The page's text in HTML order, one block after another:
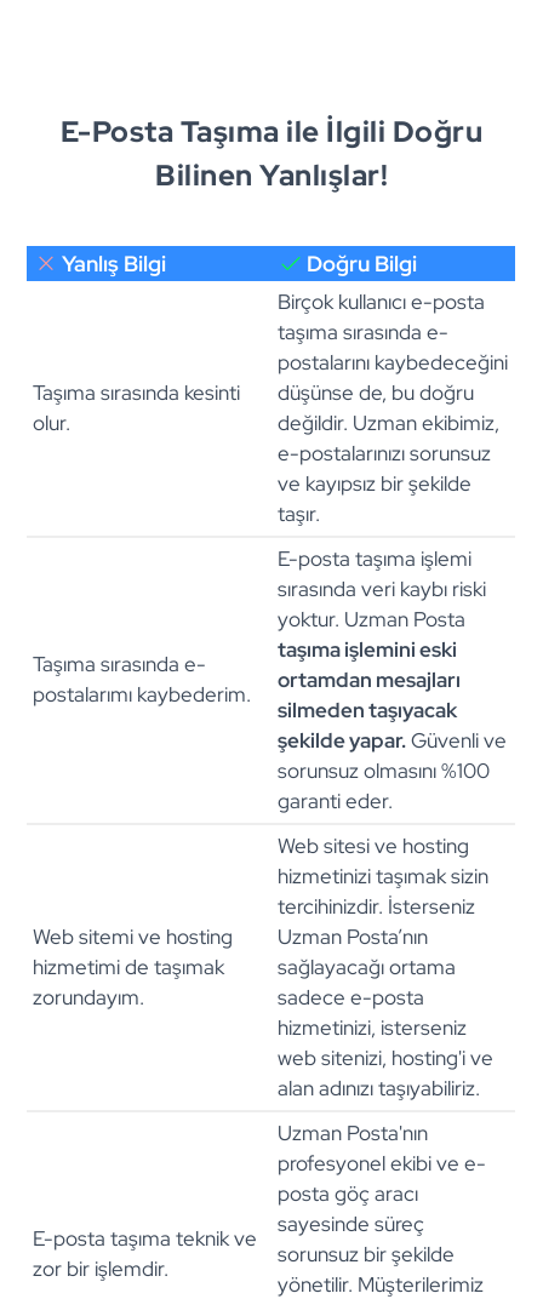
E-Posta Taşıma ile İlgili Doğru
Bilinen Yanlışlar!
Yanlış Bilgi Doğru Bilgi
Taşıma sırasında kesinti
olur.
Birçok kullanıcı e-posta
taşıma sırasında e-
postalarını kaybedeceğini
düşünse de, bu doğru
değildir. Uzman ekibimiz,
e-postalarınızı sorunsuz
ve kayıpsız bir şekilde
taşır.
Taşıma sırasında e-
postalarımı kaybederim.
E-posta taşıma işlemi
sırasında veri kaybı riski
yoktur. Uzman Posta
taşıma işlemini eski
ortamdan mesajları
silmeden taşıyacak
şekilde yapar.Güvenli ve
sorunsuz olmasını %100
garanti eder.
Web sitemi ve hosting
hizmetimi de taşımak
zorundayım.
Web sitesi ve hosting
hizmetinizi taşımak sizin
tercihinizdir. İsterseniz
Uzman Posta’nın
sağlayacağı ortama
sadece e-posta
hizmetinizi, isterseniz
web sitenizi, hosting'i ve
alan adınızı taşıyabiliriz.
E-posta taşıma teknik ve
zor bir işlemdir.
Uzman Posta'nın
profesyonel ekibi ve e-
posta göç aracı
sayesinde süreç
sorunsuz bir şekilde
yönetilir. Müşterilerimiz